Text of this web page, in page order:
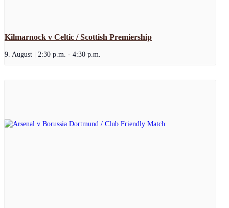
Kilmarnock v Celtic / Scottish Premiership
9. August | 2:30 p.m. - 4:30 p.m.